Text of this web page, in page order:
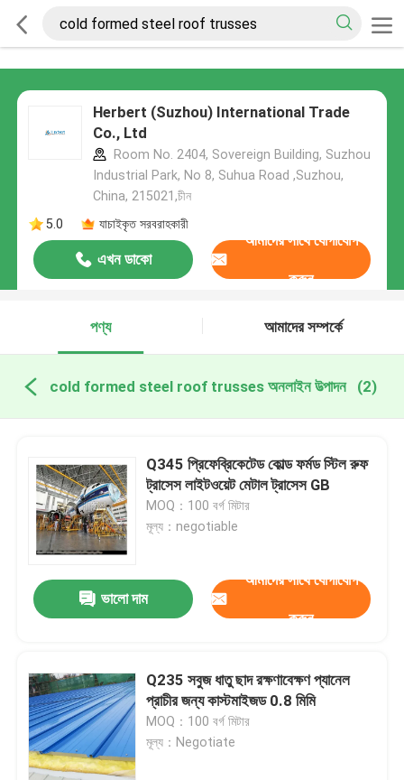
Herbert (Suzhou) International Trade
Co., Ltd
Room No. 2404, Sovereign Building, Suzhou
Industrial Park, No 8, Suhua Road ,Suzhou,
China, 215021,চীন
5.0
যাচাইকৃত সরবরাহকারী
এখন ডাকো
আমাদের সাথে যোগাযোগ
করুন
পণ্য আমাদের সম্পর্কে
cold formed steel roof trusses অনলাইন উত্পাদন (2)
Q345 প্রিফেব্রিকেটেড কোল্ড ফর্মড স্টিল রুফ
ট্রাসেস লাইটওয়েট মেটাল ট্রাসেস GB
MOQ：100 বর্গ মিটার
মূল্য：negotiable
ভালো দাম
আমাদের সাথে যোগাযোগ
করুন
Q235 সবুজ ধাতু ছাদ রক্ষণাবেক্ষণ প্যানেল
প্রাচীর জন্য কাস্টমাইজড 0.8 মিমি
MOQ：100 বর্গ মিটার
মূল্য：Negotiate